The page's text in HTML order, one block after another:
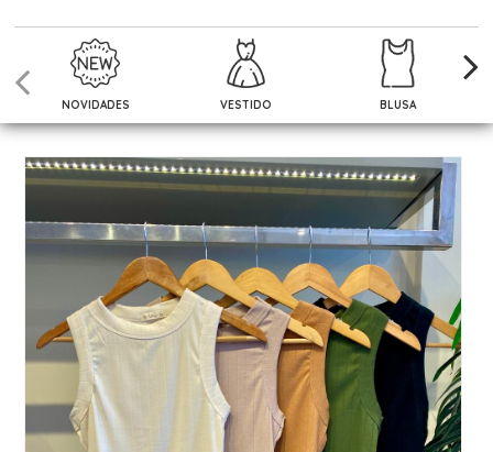
NOVIDADES VESTIDO BLUSA